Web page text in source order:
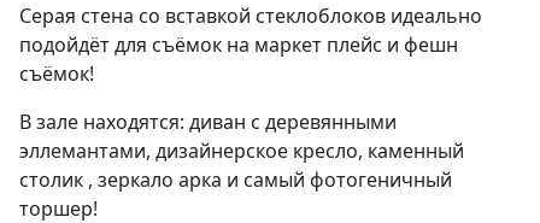
Серая стена со вставкой стеклоблоков идеально
подойдёт для съёмок на маркет плейс и фешн
съёмок!
В зале находятся: диван с деревянными
эллемантами, дизайнерское кресло, каменный
столик , зеркало арка и самый фотогеничный
торшер!